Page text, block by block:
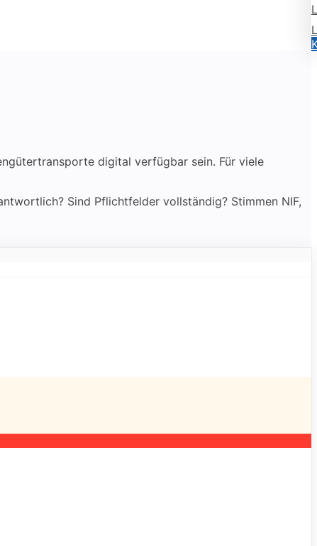
digital verfügbar sein. Für viele
Sind Pflichtfelder vollständig? Stimmen NIF,